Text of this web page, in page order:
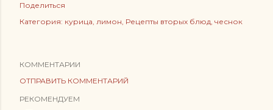
Поделиться
Категория: курица лимон Рецепты вторых блюд чеснок
КОММЕНТАРИИ
ОТПРАВИТЬ КОММЕНТАРИЙ
РЕКОМЕНДУЕМ